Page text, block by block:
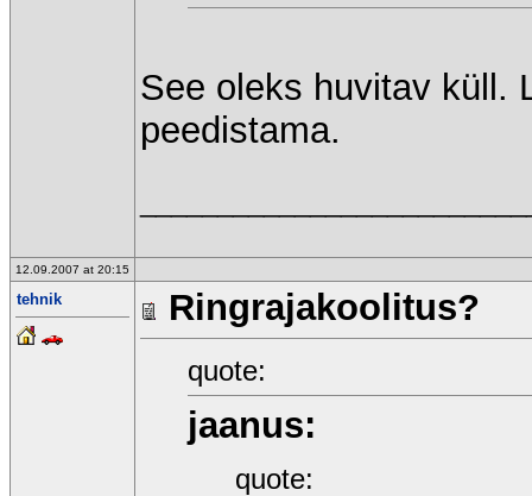
See oleks huvitav küll.
peedistama.
12.09.2007 at 20:15
tehnik Ringrajakoolitus?
quote:
jaanus:
quote: